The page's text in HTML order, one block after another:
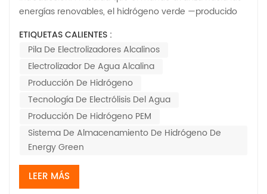
energías renovables, el hidrógeno verde —producido
convertido en un actor clave en la descarbonización de
industrias como el transporte, la siderurgia y la química.
Entre las diferentes tecnologías de...
ETIQUETAS CALIENTES :
Pila De Electrolizadores Alcalinos
Electrolizador De Agua Alcalina
Producción De Hidrógeno
Tecnología De Electrólisis Del Agua
Producción De Hidrógeno PEM
Sistema De Almacenamiento De Hidrógeno De
Energy Green
LEER MÁS